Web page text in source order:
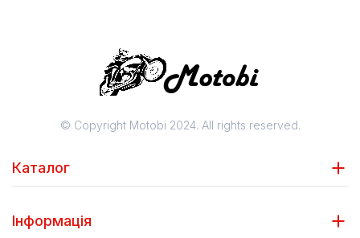
© Copyright Motobi 2024. All rights reserved.
Каталог
Інформація